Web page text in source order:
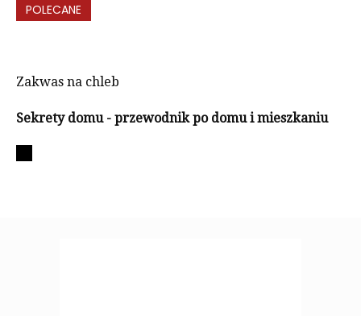
POLECANE
Zakwas na chleb
Sekrety domu - przewodnik po domu i mieszkaniu